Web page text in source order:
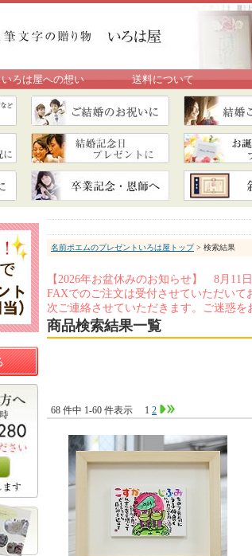
いろは屋への想い 送料について
名前ポエムのプレゼントいろは屋トップ> 検索結果
【2026年お盆休みのお知らせ】 8月11
FAXでのご注文は受付させていただい
次ご連絡させていただきます。ご迷惑を
商品検索結果一覧
68 件中 1-60 件表示 1 2